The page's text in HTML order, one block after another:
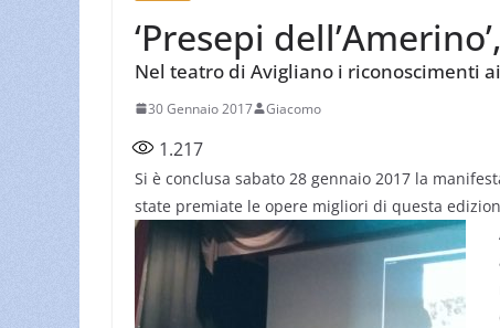
‘Presepi
Nel teatro di Avigliano i riconoscimenti
30 Gennaio 2017 Giacomo
1.217
Si è conclusa sabato 28 gennaio 2017 la
state premiate le opere migliori di questa